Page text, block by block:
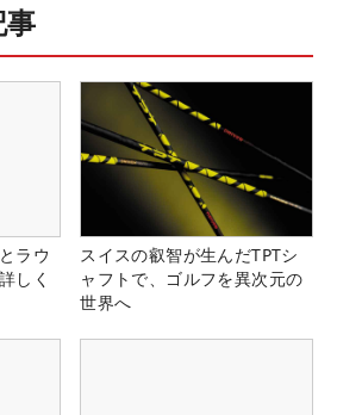
ラウ
しく
スイスの叡智が生んだTPTシ
ャフトで、ゴルフを異次元の
世界へ